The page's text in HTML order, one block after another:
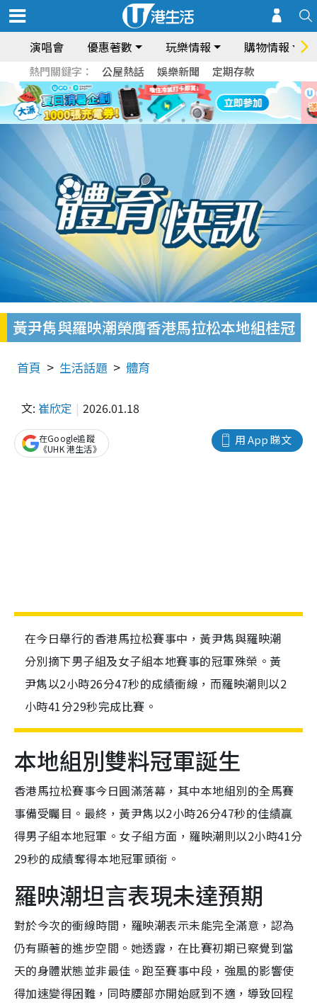
演唱會 優惠著數 玩樂情報 購物情報
熱門關鍵字： 公屋熱話 娛樂新聞 定期存款
黃尹雋與羅映潮榮膺香港馬拉松本地組桂冠
首頁 生活話題 體育
文: 崔欣定 2026.01.18
用 App 睇文
在Google追蹤
《UHK 港生活》
在今日舉行的香港馬拉松賽事中，黃尹雋與羅映潮
分別摘下男子組及女子組本地賽事的冠軍殊榮。黃
尹雋以2小時26分47秒的成績衝線，而羅映潮則以2
小時41分29秒完成比賽。
本地組別雙料冠軍誕生
香港馬拉松賽事今日圓滿落幕，其中本地組別的全馬賽
事備受矚目。最終，黃尹雋以2小時26分47秒的佳績贏
得男子組本地冠軍。女子組方面，羅映潮則以2小時41分
29秒的成績奪得本地冠軍頭銜。
羅映潮坦言表現未達預期
對於今次的衝線時間，羅映潮表示未能完全滿意，認為
仍有顯著的進步空間。她透露，在比賽初期已察覺到當
天的身體狀態並非最佳。跑至賽事中段，強風的影響使
得加速變得困難，同時腰部亦開始感到不適，導致回程